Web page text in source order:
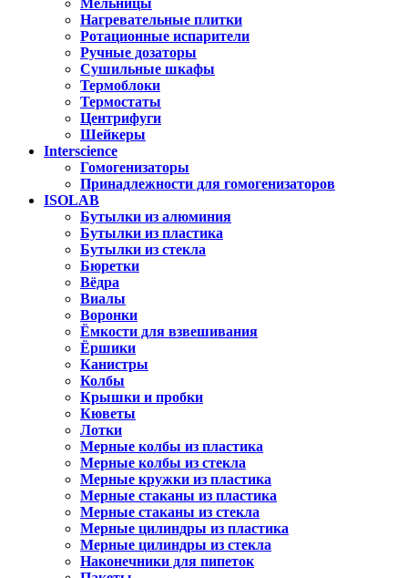
Мельницы
Нагревательные плитки
Ротационные испарители
Ручные дозаторы
Сушильные шкафы
Термоблоки
Термостаты
Центрифуги
Шейкеры
Interscience
Гомогенизаторы
Принадлежности для гомогенизаторов
ISOLAB
Бутылки из алюминия
Бутылки из пластика
Бутылки из стекла
Бюретки
Вёдра
Виалы
Воронки
Ёмкости для взвешивания
Ёршики
Канистры
Колбы
Крышки и пробки
Кюветы
Лотки
Мерные колбы из пластика
Мерные колбы из стекла
Мерные кружки из пластика
Мерные стаканы из пластика
Мерные стаканы из стекла
Мерные цилиндры из пластика
Мерные цилиндры из стекла
Наконечники для пипеток